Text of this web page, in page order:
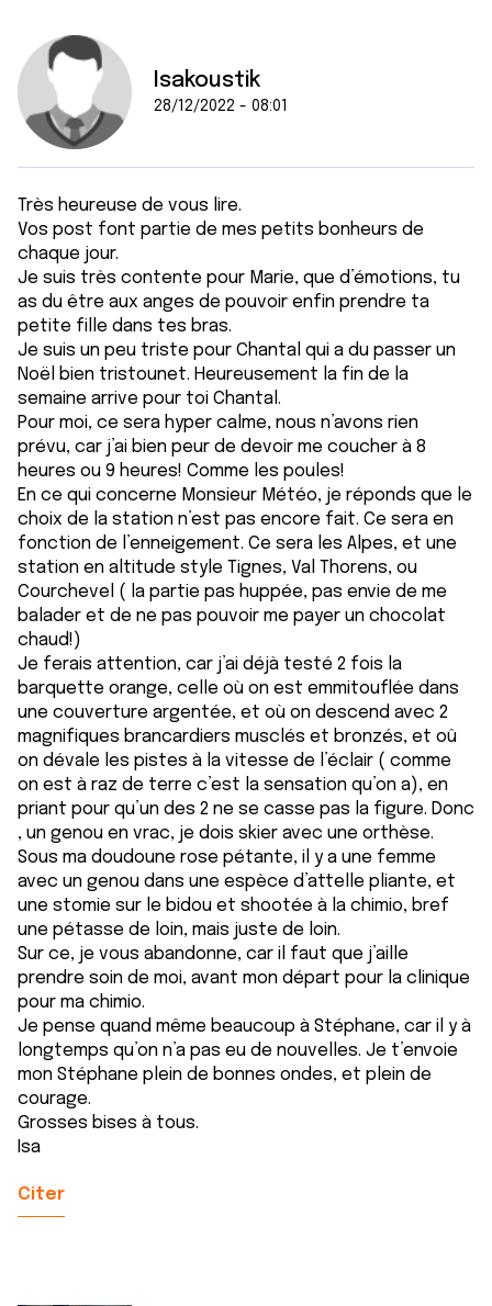
Isakoustik
28/12/2022 - 08:01
Très heureuse de vous lire.
Vos post font partie de mes petits bonheurs de
chaque jour.
Je suis très contente pour Marie, que d’émotions, tu
as du être aux anges de pouvoir enfin prendre ta
petite fille dans tes bras.
Je suis un peu triste pour Chantal qui a du passer un
Noël bien tristounet. Heureusement la fin de la
semaine arrive pour toi Chantal.
Pour moi, ce sera hyper calme, nous n’avons rien
prévu, car j’ai bien peur de devoir me coucher à 8
heures ou 9 heures! Comme les poules!
En ce qui concerne Monsieur Météo, je réponds que le
choix de la station n’est pas encore fait. Ce sera en
fonction de l’enneigement. Ce sera les Alpes, et une
station en altitude style Tignes, Val Thorens, ou
Courchevel ( la partie pas huppée, pas envie de me
balader et de ne pas pouvoir me payer un chocolat
chaud!)
Je ferais attention, car j’ai déjà testé 2 fois la
barquette orange, celle où on est emmitouflée dans
une couverture argentée, et où on descend avec 2
magnifiques brancardiers musclés et bronzés, et oû
on dévale les pistes à la vitesse de l’éclair ( comme
on est à raz de terre c’est la sensation qu’on a), en
priant pour qu’un des 2 ne se casse pas la figure. Donc
, un genou en vrac, je dois skier avec une orthèse.
Sous ma doudoune rose pétante, il y a une femme
avec un genou dans une espèce d’attelle pliante, et
une stomie sur le bidou et shootée à la chimio, bref
une pétasse de loin, mais juste de loin.
Sur ce, je vous abandonne, car il faut que j’aille
prendre soin de moi, avant mon départ pour la clinique
pour ma chimio.
Je pense quand même beaucoup à Stéphane, car il y à
longtemps qu’on n’a pas eu de nouvelles. Je t’envoie
mon Stéphane plein de bonnes ondes, et plein de
courage.
Grosses bises à tous.
Isa
Citer